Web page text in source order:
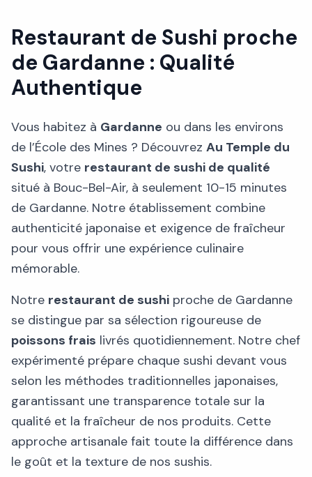
Restaurant de Sushi proche
de Gardanne : Qualité
Authentique
Vous habitez à Gardanne ou dans les environs
de l’École des Mines ? Découvrez Au Temple du
Sushi, votre restaurant de sushi de qualité
situé à Bouc-Bel-Air, à seulement 10-15 minutes
de Gardanne. Notre établissement combine
authenticité japonaise et exigence de fraîcheur
pour vous offrir une expérience culinaire
mémorable.
Notre restaurant de sushi proche de Gardanne
se distingue par sa sélection rigoureuse de
poissons frais livrés quotidiennement. Notre chef
expérimenté prépare chaque sushi devant vous
selon les méthodes traditionnelles japonaises,
garantissant une transparence totale sur la
qualité et la fraîcheur de nos produits. Cette
approche artisanale fait toute la différence dans
le goût et la texture de nos sushis.